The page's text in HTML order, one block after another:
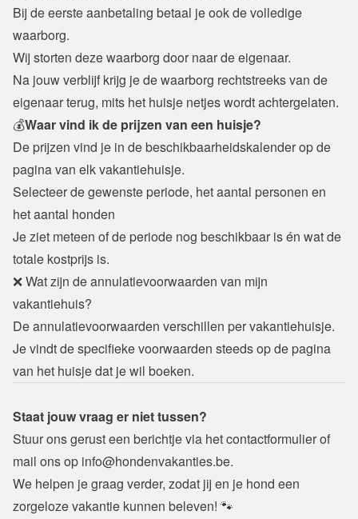
Bij de eerste aanbetaling betaal je ook de volledige
waarborg.
Wij storten deze waarborg door naar de eigenaar.
Na jouw verblijf krijg je de waarborg rechtstreeks van de
eigenaar terug, mits het huisje netjes wordt achtergelaten.
💰Waar vind ik de prijzen van een huisje?
De prijzen vind je in de beschikbaarheidskalender op de
pagina van elk vakantiehuisje.
Selecteer de gewenste periode, het aantal personen en
het aantal honden
Je ziet meteen of de periode nog beschikbaar is én wat de
totale kostprijs is.
❌ Wat zijn de annulatievoorwaarden van mijn
vakantiehuis?
De annulatievoorwaarden verschillen per vakantiehuisje.
Je vindt de specifieke voorwaarden steeds op de pagina
van het huisje dat je wil boeken.
Staat jouw vraag er niet tussen?
Stuur ons gerust een berichtje via het contactformulier of
mail ons op info@hondenvakanties.be.
We helpen je graag verder, zodat jij en je hond een
zorgeloze vakantie kunnen beleven! 🐾